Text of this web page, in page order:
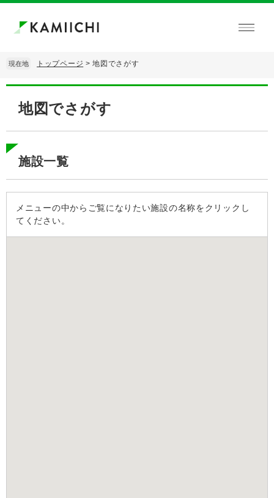
ペ
で
メ
ば
文
現在地 トップページ >地図でさがす
地図でさがす
施設一覧
メニューの中からご覧になりたい施設の名称をクリックし
てください。